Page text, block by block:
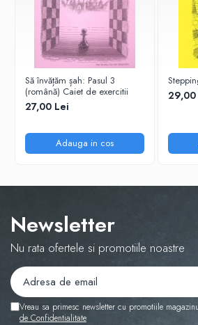
Să învățăm șah: Pasul 3
(română) Caiet de exercitii
27,00 Lei
Adauga in cos
29,00
Newsletter
Nu rata ofertele si promotiile noastre
Vreau sa primesc newsletter cu promotiile
de Confidentialitate